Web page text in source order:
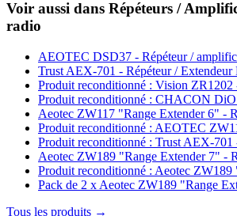
Voir aussi dans Répéteurs /
radio
AEOTEC DSD37 - Répéteur /
Trust AEX-701 - Répéteur / Extendeur
Produit reconditionné : Vision ZR1202
Produit reconditionné : CHACON DiO
Aeotec ZW117 "Range Extender 6" -
Produit reconditionné : AEOTEC
Produit reconditionné : Trust AEX-701
Aeotec ZW189 "Range Extender 7" -
Produit reconditionné : Aeotec ZW189
Pack de 2 x Aeotec ZW189 "Range
Tous les produits →